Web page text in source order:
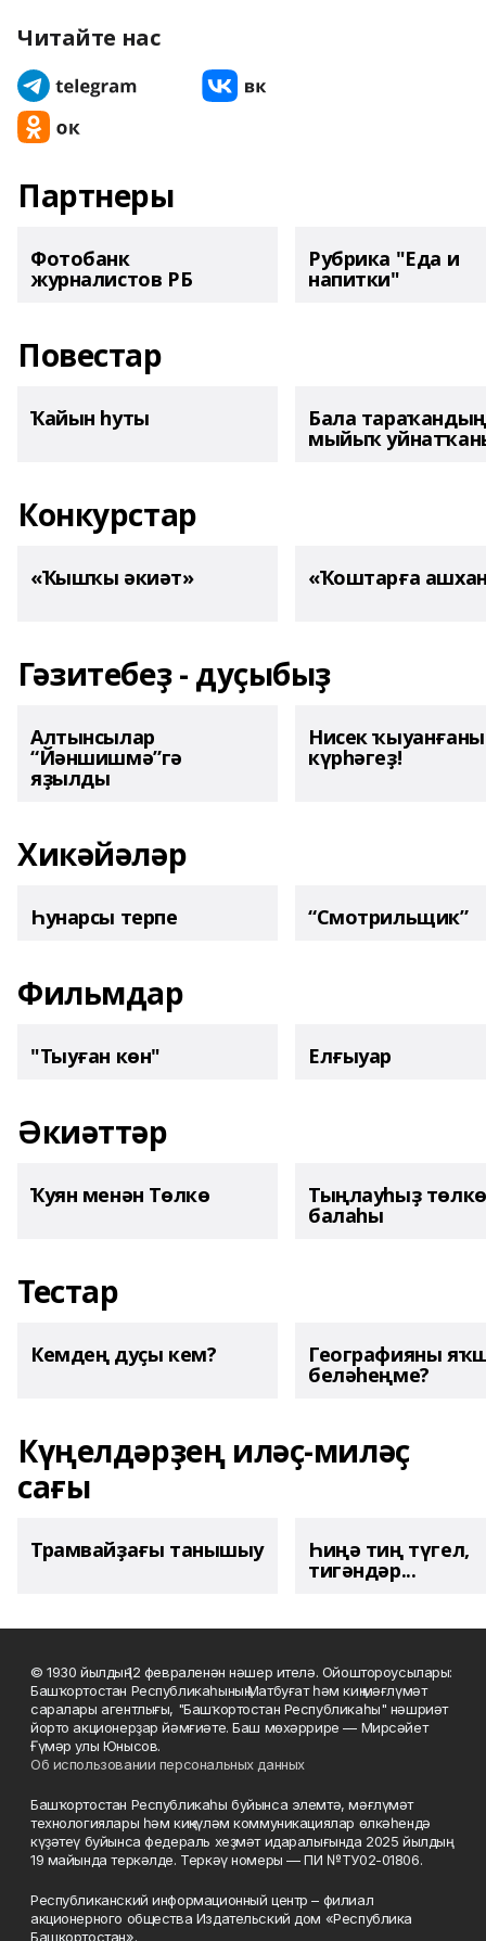
Читайте нас
Партнеры
Фотобанк
журналистов РБ
Рубрика "Еда и
напитки"
Повестар
Ҡайын һуты Бала тараҡандың
мыйыҡ
Конкурстар
«Ҡышҡы әкиәт» «Ҡоштарға
Гәзитебеҙ - дуҫыбыҙ
Алтынсылар
“Йәншишмә”гә
яҙылды
Нисек
күрһәгеҙ!
Хикәйәләр
Һунарсы терпе “Смотрильщик”
Фильмдар
"Тыуған көн" Елғыуар
Әкиәттәр
Ҡуян менән Төлкө Тыңлауһыҙ төлкө
балаһы
Тестар
Кемдең дуҫы кем? Географияны
беләһеңме?
Күңелдәрҙең иләҫ-миләҫ
сағы
Трамвайҙағы танышыу Һиңә тиң түгел,
тигәндәр...
© 1930 йылдың 12 февраленән нәшер ителә. Ойоштороусылары:
Башҡортостан Республикаһының Матбуғат һәм киң мәғлүмәт
саралары агентлығы, "Башҡортостан Республикаһы" нәшриәт
йорто акционерҙар йәмғиәте. Баш мөхәррире — Мирсәйет
Ғүмәр улы Юнысов.
Об использовании персональных данных
Башҡортостан Республикаһы буйынса элемтә, мәғлүмәт
технологиялары һәм киңкүләм коммуникациялар өлкәһендә
күҙәтеү буйынса федераль хеҙмәт идаралығында 2025 йылдың
19 майында теркәлде. Теркәү номеры — ПИ №ТУ02-01806.
Республиканский информационный центр – филиал
акционерного общества Издательский дом «Республика
Башкортостан».